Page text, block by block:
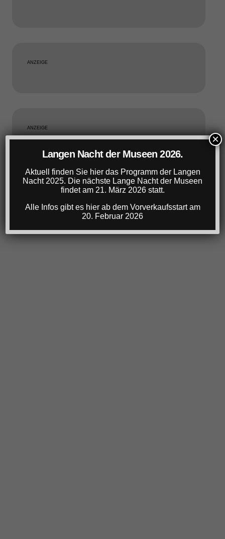
ANZEIGE
ANZEIGE
Langen Nacht der Museen 2026.
Aktuell finden Sie hier das Programm der Langen
Nacht 2025. Die nächste Lange Nacht der Museen
findet am 21. März 2026 statt.
Alle Infos gibt es hier ab dem Vorverkaufsstart am
20. Februar 2026
×